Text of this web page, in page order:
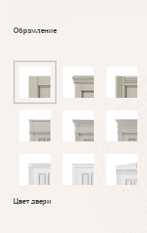
Обрамление
Цвет двери